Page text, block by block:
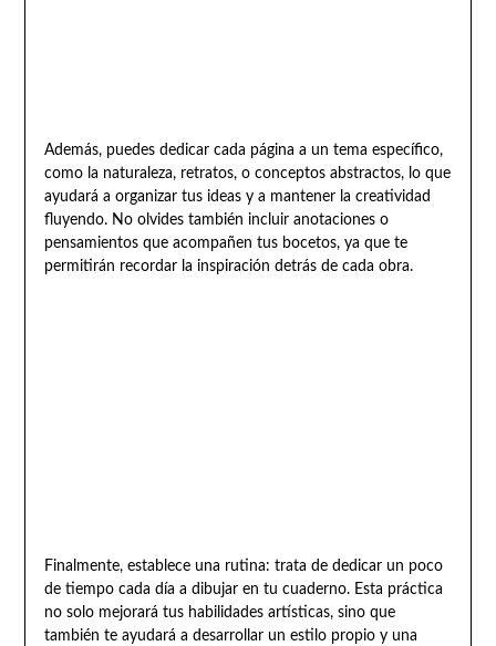
Además, puedes dedicar cada página a un tema específico,
como la naturaleza, retratos, o conceptos abstractos, lo que
ayudará a organizar tus ideas y a mantener la creatividad
fluyendo. No olvides también incluir anotaciones o
pensamientos que acompañen tus bocetos, ya que te
permitirán recordar la inspiración detrás de cada obra.
Finalmente, establece una rutina: trata de dedicar un poco
de tiempo cada día a dibujar en tu cuaderno. Esta práctica
no solo mejorará tus habilidades artísticas, sino que
también te ayudará a desarrollar un estilo propio y una